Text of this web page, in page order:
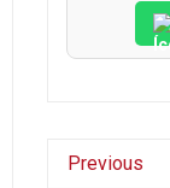
Previous